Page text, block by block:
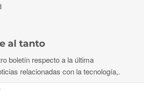
al tanto
boletín respecto a la última
relacionadas con la tecnología,.